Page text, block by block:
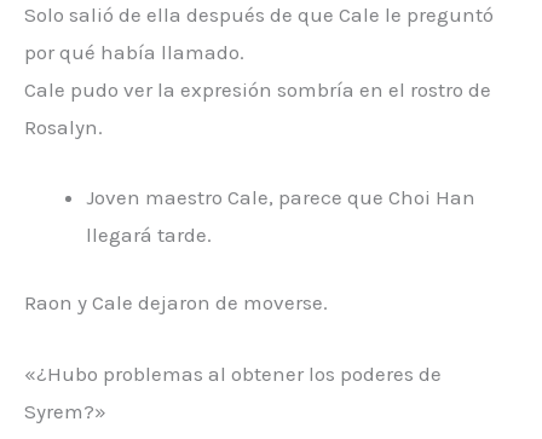
Solo salió de ella después de que Cale le preguntó
por qué había llamado.
Cale pudo ver la expresión sombría en el rostro de
Rosalyn.
Joven maestro Cale, parece que Choi Han
llegará tarde.
Raon y Cale dejaron de moverse.
«¿Hubo problemas al obtener los poderes de
Syrem?»